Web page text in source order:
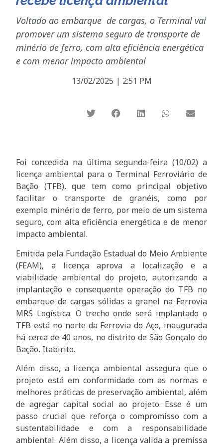
Voltado ao embarque de cargas, o Terminal vai
promover um sistema seguro de transporte de
minério de ferro, com alta eficiência energética
e com menor impacto ambiental
13/02/2025 | 2:51 PM
Foi concedida na última segunda-feira (10/02) a
licença ambiental para o Terminal Ferroviário de
Bação (TFB), que tem como principal objetivo
facilitar o transporte de granéis, como por
exemplo minério de ferro, por meio de um sistema
seguro, com alta eficiência energética e de menor
impacto ambiental.
Emitida pela Fundação Estadual do Meio Ambiente
(FEAM), a licença aprova a localização e a
viabilidade ambiental do projeto, autorizando a
implantação e consequente operação do TFB no
embarque de cargas sólidas a granel na Ferrovia
MRS Logística. O trecho onde será implantado o
TFB está no norte da Ferrovia do Aço, inaugurada
há cerca de 40 anos, no distrito de São Gonçalo do
Bação, Itabirito.
Além disso, a licença ambiental assegura que o
projeto está em conformidade com as normas e
melhores práticas de preservação ambiental, além
de agregar capital social ao projeto. Esse é um
passo crucial que reforça o compromisso com a
sustentabilidade e com a responsabilidade
ambiental. Além disso, a licença valida a premissa